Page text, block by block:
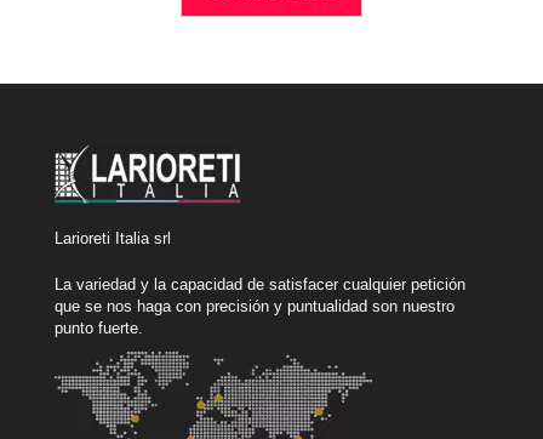
Larioreti Italia srl
La variedad y la capacidad de satisfacer cualquier petición
que se nos haga con precisión y puntualidad son nuestro
punto fuerte.